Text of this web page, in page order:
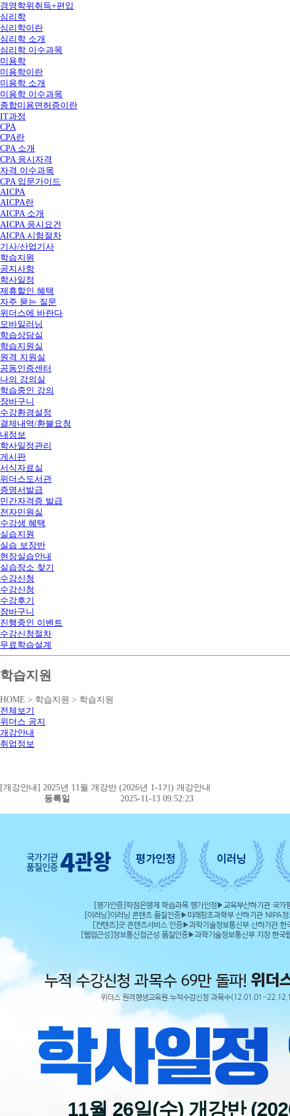
경영학위취득+편입
심리학
심리학이란
심리학 소개
심리학 이수과목
미용학
미용학이란
미용학 소개
미용학 이수과목
종합미용면허증이란
IT과정
CPA
CPA란
CPA 소개
CPA 응시자격
자격 이수과목
CPA 입문가이드
AICPA
AICPA란
AICPA 소개
AICPA 응시요건
AICPA 시험절차
기사/산업기사
학습지원
공지사항
학사일정
제휴할인 혜택
자주 묻는 질문
위더스에 바란다
모바일러닝
학습상담실
학습지원실
원격 지원실
공동인증센터
나의 강의실
학습중인 강의
장바구니
수강환경설정
결제내역/환불요청
내정보
학사일정관리
게시판
서식자료실
위더스도서관
증명서발급
민간자격증 발급
전자민원실
수강생 혜택
실습지원
실습 보장반
현장실습안내
실습장소 찾기
수강신청
수강신청
수강후기
장바구니
진행중인 이벤트
수강신청절차
무료학습설계
학습지원
HOME > 학습지원 > 학습지원
전체보기
위더스 공지
개강안내
취업정보
[개강안내] 2025년 11월 개강반 (2026년 1-1기) 개강안내
등록일
2025-11-13 09:52:23